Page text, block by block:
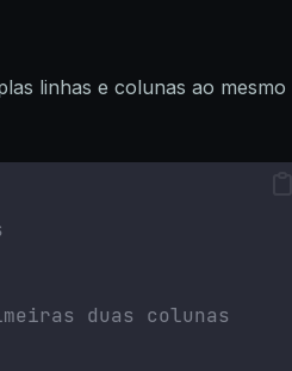
linhas e colunas ao mesmo
duas colunas